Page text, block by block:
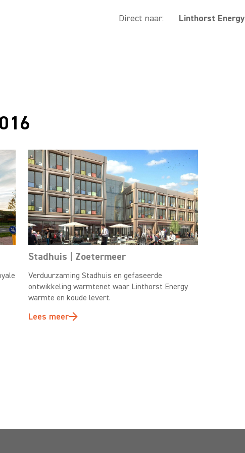
Direct naar: Linthorst Energy
Stadhuis | Zoetermeer
Verduurzaming Stadhuis en gefaseerde
ontwikkeling warmtenet waar Linthorst Energy
warmte en koude levert.
Lees meer